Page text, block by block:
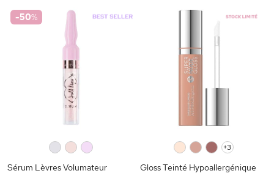
-50%
Sérum Lèvres Volumateur
+3
Gloss Teinté Hypoallergénique